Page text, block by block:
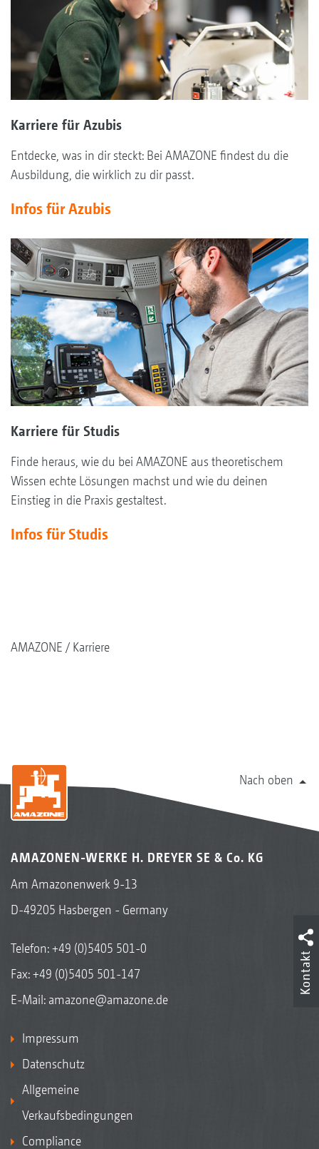
Karriere für Azubis
Entdecke, was in dir steckt: Bei AMAZONE findest du die
Ausbildung, die wirklich zu dir passt.
Infos für Azubis
Karriere für Studis
Finde heraus, wie du bei AMAZONE aus theoretischem
Wissen echte Lösungen machst und wie du deinen
Einstieg in die Praxis gestaltest.
Infos für Studis
AMAZONE Karriere
Nach oben
AMAZONEN-WERKE H. DREYER SE & Co. KG
Am Amazonenwerk 9-13
D-49205 Hasbergen - Germany
Telefon:+49 (0)5405 501-0
Fax: +49 (0)5405 501-147
E-Mail: amazone@amazone.de
Impressum
Datenschutz
Allgemeine
Verkaufsbedingungen
Compliance
Kontakt